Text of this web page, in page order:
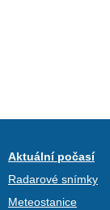
Aktuální počasí
Radarové snímky
Meteostanice